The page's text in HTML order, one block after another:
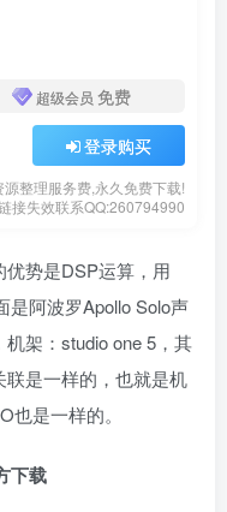
超级会员 免费
登录购买
源整理服务费,永久免费下载!
接失效联系QQ:260794990
势是DSP运算，用
是阿波罗Apollo Solo声
架：studio one 5，其
是一样的，也就是机
是一样的。
下载